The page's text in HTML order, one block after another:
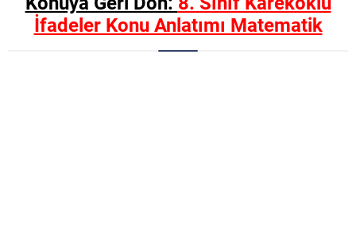
İfadeler Konu Anlatımı Matematik